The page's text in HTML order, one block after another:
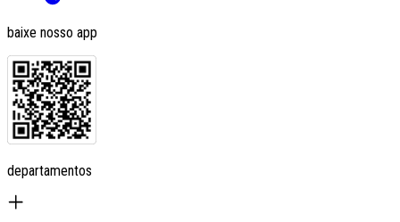
baixe nosso app
departamentos